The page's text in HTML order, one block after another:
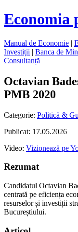
Economia
Manual de Economie |
Investiții | Banca de
Consultanță
Octavian
PMB 2020
Categorie: Politică &
Publicat: 17.05.2026
Video: Vizionează pe
Rezumat
Candidatul Octavian
centrată pe eficiența
resurselor și investiții
Bucureștiului.